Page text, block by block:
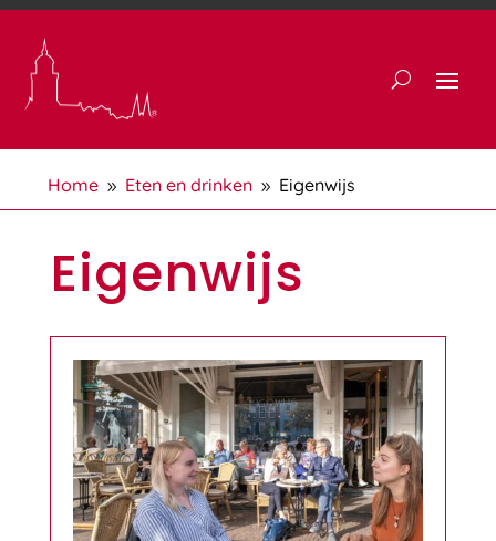
Home 9 Eten en drinken 9 Eigenwijs
Eigenwijs